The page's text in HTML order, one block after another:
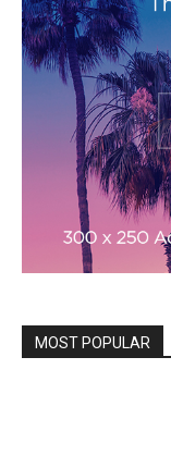
MOST POPULAR